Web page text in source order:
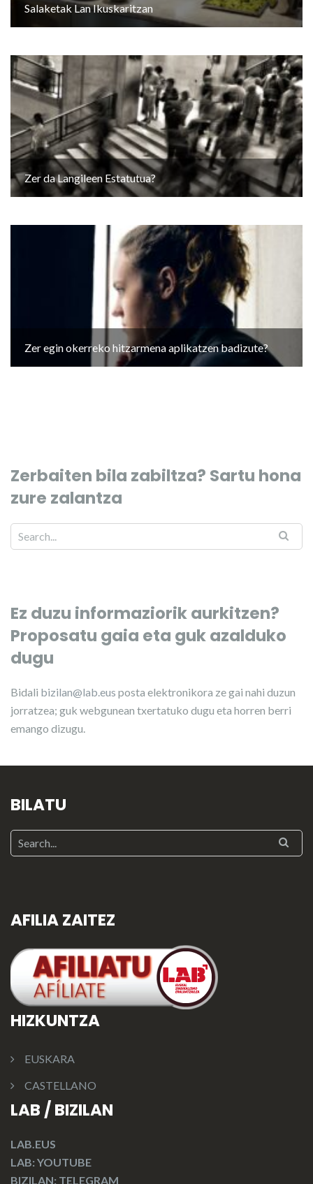
Salaketak Lan Ikuskaritzan
Zer da Langileen Estatutua?
Zer egin okerreko hitzarmena aplikatzen badizute?
Zerbaiten bila zabiltza? Sartu hona
zure zalantza
Ez duzu informaziorik aurkitzen?
Proposatu gaia eta guk azalduko
dugu
Bidali bizilan@lab.eus posta elektronikora ze gai nahi duzun
jorratzea; guk webgunean txertatuko dugu eta horren berri
emango dizugu.
BILATU
AFILIA ZAITEZ
HIZKUNTZA
EUSKARA
CASTELLANO
LAB / BIZILAN
LAB.EUS
LAB: YOUTUBE
BIZILAN: TELEGRAM